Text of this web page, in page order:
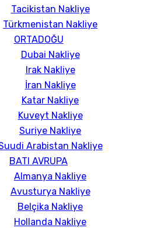
Tacikistan Nakliye
Türkmenistan Nakliye
ORTADOĞU
Dubai Nakliye
Irak Nakliye
İran Nakliye
Katar Nakliye
Kuveyt Nakliye
Suriye Nakliye
Arabistan Nakliye
BATI AVRUPA
Almanya Nakliye
Avusturya Nakliye
Belçika Nakliye
Hollanda Nakliye